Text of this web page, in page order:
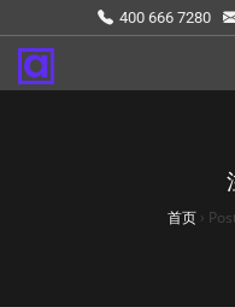
400 666 7280
首页 ›